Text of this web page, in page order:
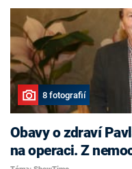
8 fotografií
Obavy o zdraví
na operaci. Z